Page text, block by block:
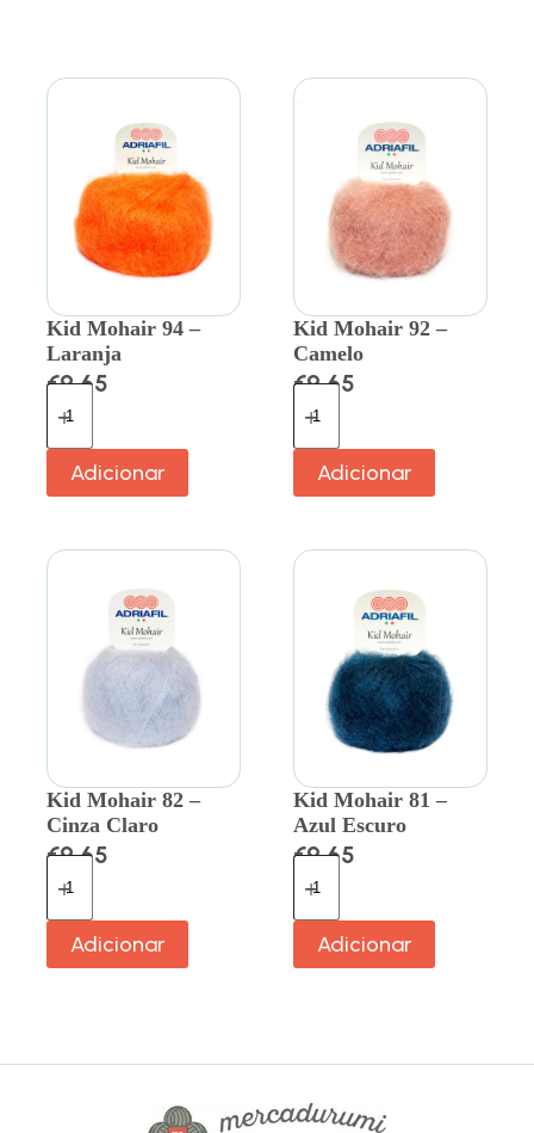
Kid Mohair 94 –
Laranja
€9.65
Adicionar
Kid Mohair 92 –
Camelo
€9.65
Adicionar
Kid Mohair 82 –
Cinza Claro
€9.65
Adicionar
Kid Mohair 81 –
Azul Escuro
€9.65
Adicionar